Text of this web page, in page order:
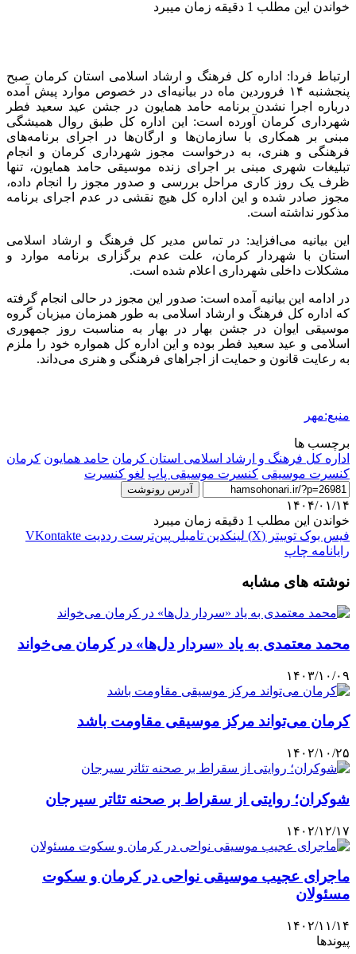
خواندن این مطلب 1 دقیقه زمان میبرد
ارتباط فردا: اداره کل فرهنگ و ارشاد اسلامی استان کرمان صبح
پنجشنبه ١۴ فروردین ماه در بیانیه‌ای در خصوص موارد پیش آمده
درباره اجرا نشدن برنامه حامد همایون در جشن عید سعید فطر
شهرداری کرمان آورده است: این اداره کل طبق روال همیشگی
مبنی بر همکاری با سازمان‌ها و ارگان‌ها در اجرای برنامه‌های
فرهنگی و هنری، به درخواست مجوز شهرداری کرمان و انجام
تبلیغات شهری مبنی بر اجرای زنده موسیقی حامد همایون، تنها
ظرف یک روز کاری مراحل بررسی و صدور مجوز را انجام داده،
مجوز صادر شده و این اداره کل هیچ نقشی در عدم اجرای برنامه
مذکور نداشته است.
این بیانیه می‌افزاید: در تماس مدیر کل فرهنگ و ارشاد اسلامی
استان با شهردار کرمان، علت عدم برگزاری برنامه موارد و
مشکلات داخلی شهرداری اعلام شده است.
در ادامه این بیانیه آمده است: صدور این مجوز در حالی انجام گرفته
که اداره کل فرهنگ و ارشاد اسلامی به طور همزمان میزبان گروه
موسیقی ایوان در جشن بهار در بهار به مناسبت روز جمهوری
اسلامی و عید سعید فطر بوده و این اداره کل همواره خود را ملزم
به رعایت قانون و حمایت از اجراهای فرهنگی و هنری می‌داند.
منبع:مهر
برچسب ها
اداره کل فرهنگ و ارشاد اسلامی استان کرمان حامد همایون کرمان
کنسرت موسیقی کنسرت موسیقی پاپ لغو کنسرت
آدرس رونوشت
۱۴۰۴/۰۱/۱۴
خواندن این مطلب 1 دقیقه زمان میبرد
فیس بوک توییتر (X) لینکدین ‫تامبلر ‫پین‌ترست ‫رددیت ‫VKontakte
رایانامه چاپ
نوشته های مشابه
محمد معتمدی به یاد «سردار دل‌ها» در کرمان می‌خواند
۱۴۰۳/۱۰/۰۹
کرمان می‌تواند مرکز موسیقی مقاومت باشد
۱۴۰۲/۱۰/۲۵
شوکران؛ روایتی از سقراط بر صحنه تئاتر سیرجان
۱۴۰۲/۱۲/۱۷
ماجرای عجیب موسیقی نواحی در کرمان و سکوت
مسئولان
۱۴۰۲/۱۱/۱۴
پیوندها